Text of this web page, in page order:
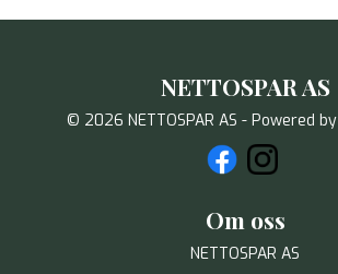
NETTOSPAR AS
© 2026 NETTOSPAR AS - Powered by
Om oss
NETTOSPAR AS